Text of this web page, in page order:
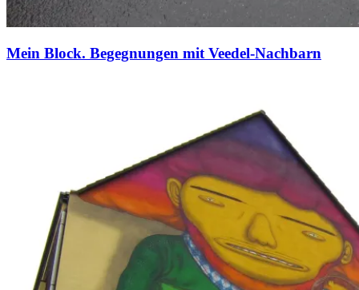
Mein Block. Begegnungen mit Veedel-Nachbarn